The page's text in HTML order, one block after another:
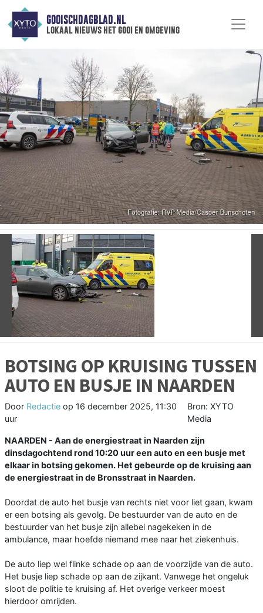
GOOISCHDAGBLAD.NL
lokaal nieuws het gooi en omgeving
Vorige
BOTSING OP KRUISING TUSSEN
AUTO EN BUSJE IN NAARDEN
Door Redactie op 16 december 2025, 11:30
uur
Bron: XYTO
Media
NAARDEN - Aan de energiestraat in Naarden zijn
dinsdagochtend rond 10:20 uur een auto en een busje met
elkaar in botsing gekomen. Het gebeurde op de kruising aan
de energiestraat in de Bronsstraat in Naarden.
Doordat de auto het busje van rechts niet voor liet gaan, kwam
er een botsing als gevolg. De bestuurder van de auto en de
bestuurder van het busje zijn allebei nagekeken in de
ambulance, maar hoefde niemand mee naar het ziekenhuis.
De auto liep wel flinke schade op aan de voorzijde van de auto.
Het busje liep schade op aan de zijkant. Vanwege het ongeluk
sloot de politie te kruising af. Het overige verkeer moest
hierdoor omrijden.